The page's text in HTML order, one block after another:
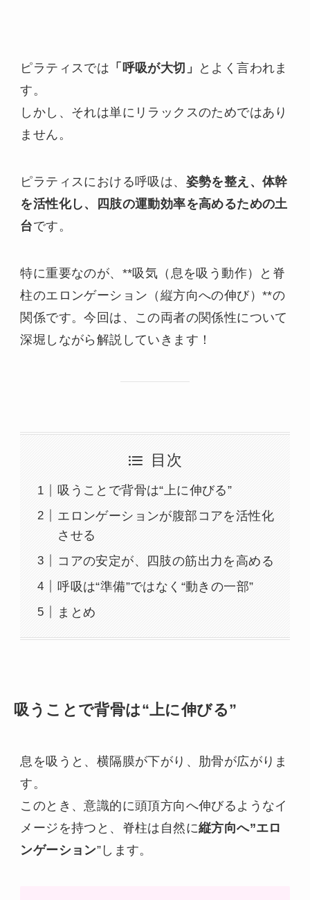
ピラティスでは 「呼吸が大切」
とよく言われま
す。
しかし、それは単にリラックスのためではあり
ません。
ピラティスにおける呼吸は、 姿勢を整え、体幹
を活性化し、四肢の運動効率を高めるための土
台です。
特に重要なのが、**吸気（息を吸う動作）と脊
柱のエロンゲーション（縦方向への伸び）**の
関係です。今回は、この両者の関係性について
深堀しながら解説していきます！
目次
吸うことで背骨は“上に伸びる”
エロンゲーションが腹部コアを活性化
させる
コアの安定が、四肢の筋出力を高める
呼吸は“準備”ではなく“動きの一部”
まとめ
吸うことで背骨は“上に伸びる”
息を吸うと、横隔膜が下がり、肋骨が広がりま
す。
このとき、意識的に頭頂方向へ伸びるようなイ
メージを持つと、脊柱は自然に縦方向へ”エロ
ンゲーション”します。